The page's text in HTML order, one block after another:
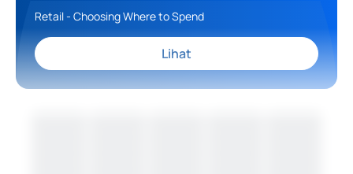
Retail - Choosing Where to Spend
Lihat